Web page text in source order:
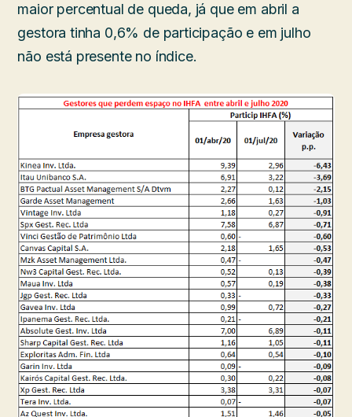
maior percentual de queda, já que em abril a
gestora tinha 0,6% de participação e em julho
não está presente no índice.